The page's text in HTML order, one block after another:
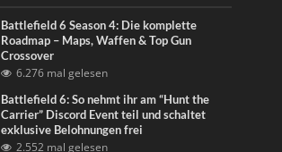
Battlefield 6 Season 4: Die komplette
Roadmap – Maps, Waffen & Top Gun
Crossover
6.276 mal gelesen
Battlefield 6: So nehmt ihr am “Hunt the
Carrier” Discord Event teil und schaltet
exklusive Belohnungen frei
2.552 mal gelesen